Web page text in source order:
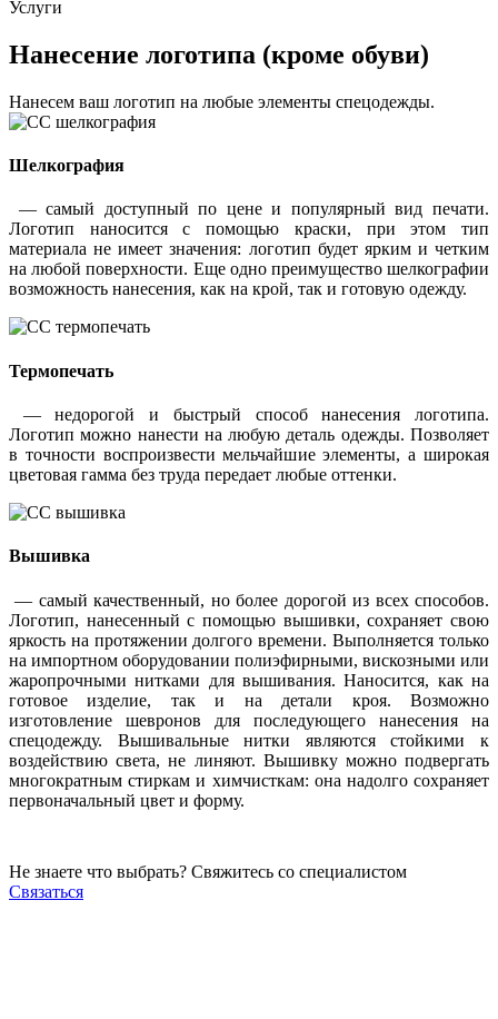
Услуги
Нанесение логотипа (кроме обуви)
Нанесем ваш логотип на любые элементы спецодежды.
Шелкография
— самый доступный по цене и популярный вид печати.
Логотип наносится с помощью краски, при этом тип
материала не имеет значения: логотип будет ярким и четким
на любой поверхности. Еще одно преимущество шелкографии
возможность нанесения, как на крой, так и готовую одежду.
Термопечать
— недорогой и быстрый способ нанесения логотипа.
Логотип можно нанести на любую деталь одежды. Позволяет
в точности воспроизвести мельчайшие элементы, а широкая
цветовая гамма без труда передает любые оттенки.
Вышивка
— самый качественный, но более дорогой из всех способов.
Логотип, нанесенный с помощью вышивки, сохраняет свою
яркость на протяжении долгого времени. Выполняется только
на импортном оборудовании полиэфирными, вискозными или
жаропрочными нитками для вышивания. Наносится, как на
готовое изделие, так и на детали кроя. Возможно
изготовление шевронов для последующего нанесения на
спецодежду. Вышивальные нитки являются стойкими к
воздействию света, не линяют. Вышивку можно подвергать
многократным стиркам и химчисткам: она надолго сохраняет
первоначальный цвет и форму.
Не знаете что выбрать? Свяжитесь со специалистом
Связаться